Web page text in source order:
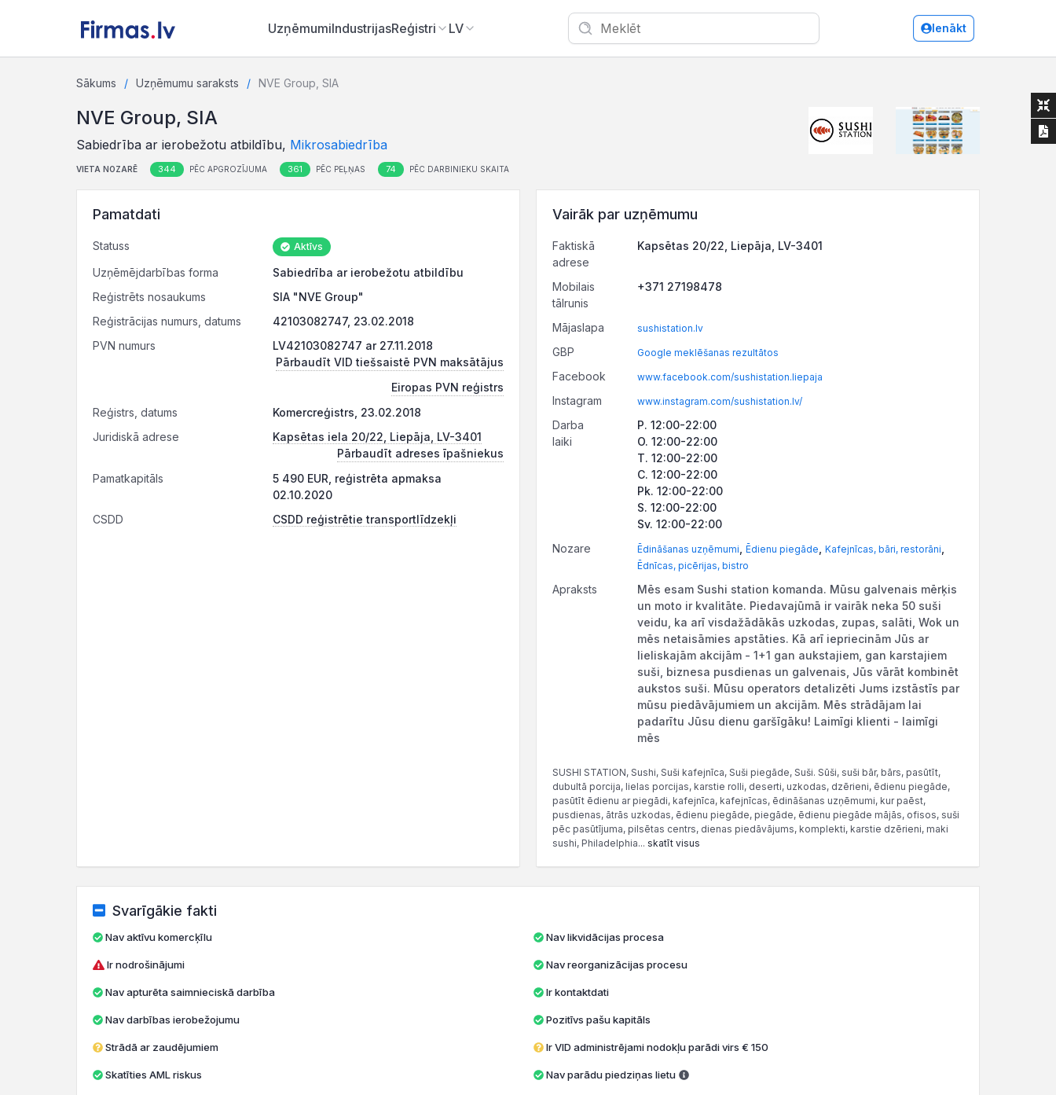
UzņēmumiIndustrijasReģistri LV Ienākt
Sākums Uzņēmumu saraksts NVE Group, SIA
NVE Group, SIA
Sabiedrība ar ierobežotu atbildību, Mikrosabiedrība
VIETA NOZARĒ 344 PĒC APGROZĪJUMA 361 PĒC PEĻŅAS 74 PĒC DARBINIEKU SKAITA
Pamatdati
Statuss Aktīvs
Uzņēmējdarbības forma
Sabiedrība ar ierobežotu atbildību
Reģistrēts nosaukums
SIA "NVE Group"
Reģistrācijas numurs, datums
42103082747, 23.02.2018
PVN numurs
LV42103082747 ar 27.11.2018
Pārbaudīt VID tiešsaistē PVN maksātājus
Eiropas PVN reģistrs
Reģistrs, datums
Komercreģistrs, 23.02.2018
Juridiskā adrese
Kapsētas iela 20/22, Liepāja, LV-3401
Pārbaudīt adreses īpašniekus
Pamatkapitāls
5 490 EUR, reģistrēta apmaksa
02.10.2020
CSDD
CSDD reģistrētie transportlīdzekļi
Vairāk par uzņēmumu
Faktiskā
adrese
Kapsētas 20/22, Liepāja, LV-3401
Mobilais
tālrunis
+371 27198478
Mājaslapa sushistation.lv
GBP Google meklēšanas rezultātos
Facebook www.facebook.com/sushistation.liepaja
Instagram www.instagram.com/sushistation.lv/
Darba
laiki
P. 12:00-22:00
O. 12:00-22:00
T. 12:00-22:00
C. 12:00-22:00
Pk. 12:00-22:00
S. 12:00-22:00
Sv. 12:00-22:00
Nozare
Ēdināšanas uzņēmumi Ēdienu piegāde Kafejnīcas, bāri, restorāni
Ēdnīcas, picērijas, bistro
Apraksts
Mēs esam Sushi station komanda. Mūsu galvenais mērķis
un moto ir kvalitāte. Piedavajūmā ir vairāk neka 50 suši
veidu, ka arī visdažādākās uzkodas, zupas, salāti, Wok un
mēs netaisāmies apstāties. Kā arī iepriecinām Jūs ar
lieliskajām akcijām - 1+1 gan aukstajiem, gan karstajiem
suši, biznesa pusdienas un galvenais, Jūs vārāt kombinēt
aukstos suši. Mūsu operators detalizēti Jums izstāstīs par
mūsu piedāvājumiem un akcijām. Mēs strādājam lai
padarītu Jūsu dienu garšīgāku! Laimīgi klienti - laimīgi
mēs
SUSHI STATION, Sushi, Suši kafejnīca, Suši piegāde, Suši. Sūši, suši bār, bārs, pasūtīt,
dubultā porcija, lielas porcijas, karstie rolli, deserti, uzkodas, dzērieni, ēdienu piegāde,
pasūtīt ēdienu ar piegādi, kafejnīca, kafejnīcas, ēdināšanas uzņēmumi, kur paēst,
pusdienas, ātrās uzkodas, ēdienu piegāde, piegāde, ēdienu piegāde mājās, ofisos, suši
pēc pasūtījuma, pilsētas centrs, dienas piedāvājums, komplekti, karstie dzērieni, maki
sushi, Philadelphia... skatīt visus
Svarīgākie fakti
Nav aktīvu komercķīlu
Ir nodrošinājumi
Nav apturēta saimnieciskā darbība
Nav darbības ierobežojumu
Strādā ar zaudējumiem
Skatīties AML riskus
Nav likvidācijas procesa
Nav reorganizācijas procesu
Ir kontaktdati
Pozitīvs pašu kapitāls
Ir VID administrējami nodokļu parādi virs € 150
Nav parādu piedziņas lietu